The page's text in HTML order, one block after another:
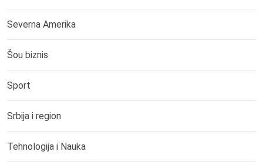
Severna Amerika
Šou biznis
Sport
Srbija i region
Tehnologija i Nauka